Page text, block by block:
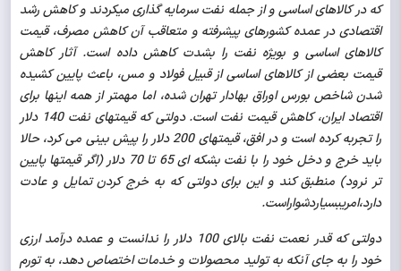
كه در كالاهای اساسی و از جمله نفت سرمایه گذاری می­كردند و كاهش رشد
اقتصادی در عمده كشورهای پیشرفته و متعاقب آن كاهش مصرف، قیمت
كالاهای اساسی و بویژه نفت را بشدت كاهش داده است. آثار كاهش
قیمت بعضی از كالاهای اساسی از قبیل فولاد و مس، باعث پایین كشیده
شدن شاخص بورس اوراق بهادار تهران شده، اما مهمتر از همه اینها برای
اقتصاد ایران، كاهش قیمت نفت است. دولتی كه قیمتهای نفت 140 دلار
را تجربه كرده است و در افق، قیمت­های 200 دلار را پیش بینی می كرد، حالا
باید خرج و دخل خود را با نفت بشكه ای 65 تا 70 دلار (اگر قیمتها پایین
تر نرود) منطبق كند و این برای دولتی كه به خرج كردن تمایل و عادت
دارد،­امری­بسیار­دشوار­است.
دولتی كه قدر نعمت نفت بالای 100 دلار را ندانست و عمده درآمد ارزی
خود را به جای آنكه به تولید محصولات و خدمات اختصاص دهد، به تورم